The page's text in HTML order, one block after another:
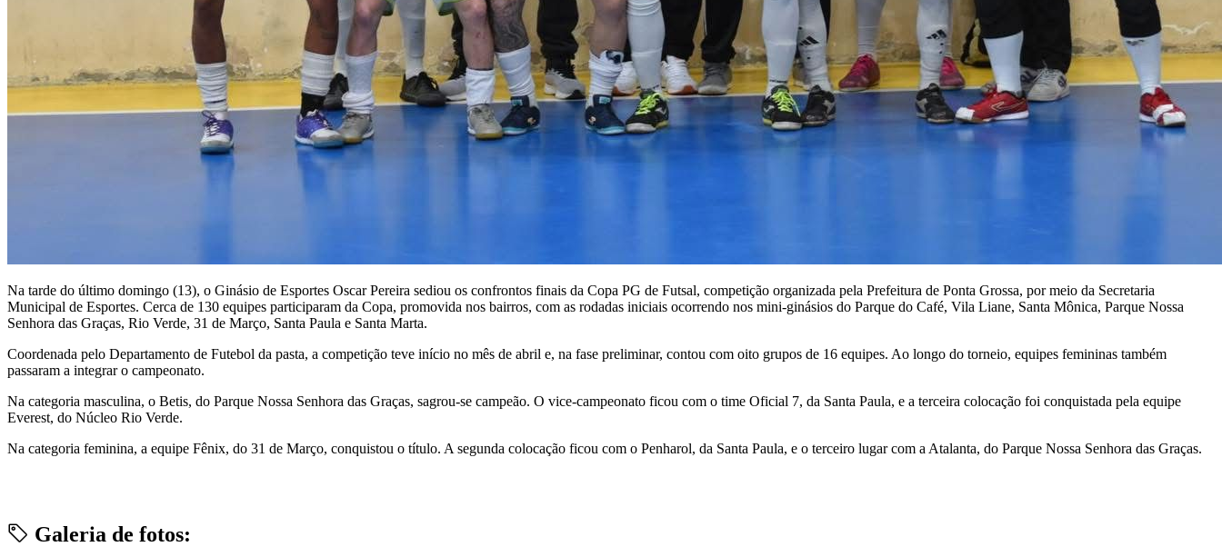
Na tarde do último domingo (13), o Ginásio de Esportes Oscar Pereira sediou os confrontos finais da Copa PG de Futsal, competição organizada pela Prefeitura de Ponta Grossa, por meio da Secretaria
Municipal de Esportes. Cerca de 130 equipes participaram da Copa, promovida nos bairros, com as rodadas iniciais ocorrendo nos mini-ginásios do Parque do Café, Vila Liane, Santa Mônica, Parque Nossa
Senhora das Graças, Rio Verde, 31 de Março, Santa Paula e Santa Marta.
Coordenada pelo Departamento de Futebol da pasta, a competição teve início no mês de abril e, na fase preliminar, contou com oito grupos de 16 equipes. Ao longo do torneio, equipes femininas também
passaram a integrar o campeonato.
Na categoria masculina, o Betis, do Parque Nossa Senhora das Graças, sagrou-se campeão. O vice-campeonato ficou com o time Oficial 7, da Santa Paula, e a terceira colocação foi conquistada pela equipe
Everest, do Núcleo Rio Verde.
Na categoria feminina, a equipe Fênix, do 31 de Março, conquistou o título. A segunda colocação ficou com o Penharol, da Santa Paula, e o terceiro lugar com a Atalanta, do Parque Nossa Senhora das Graças.
Galeria de fotos: